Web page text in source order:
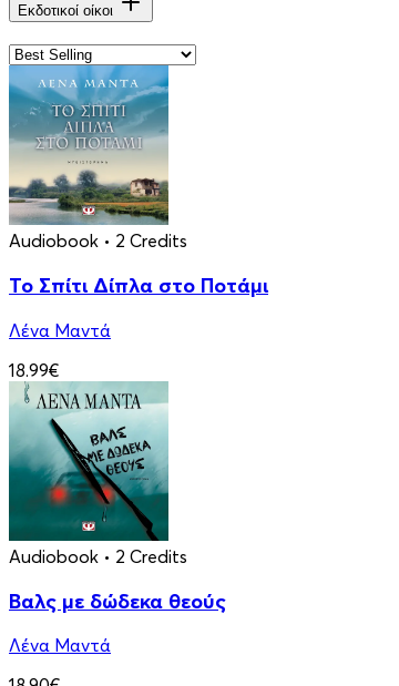
Εκδοτικοί οίκοι
Audiobook • 2 Credits
Το Σπίτι Δίπλα στο Ποτάμι
Λένα Μαντά
18.99€
Audiobook • 2 Credits
Βαλς με δώδεκα θεούς
Λένα Μαντά